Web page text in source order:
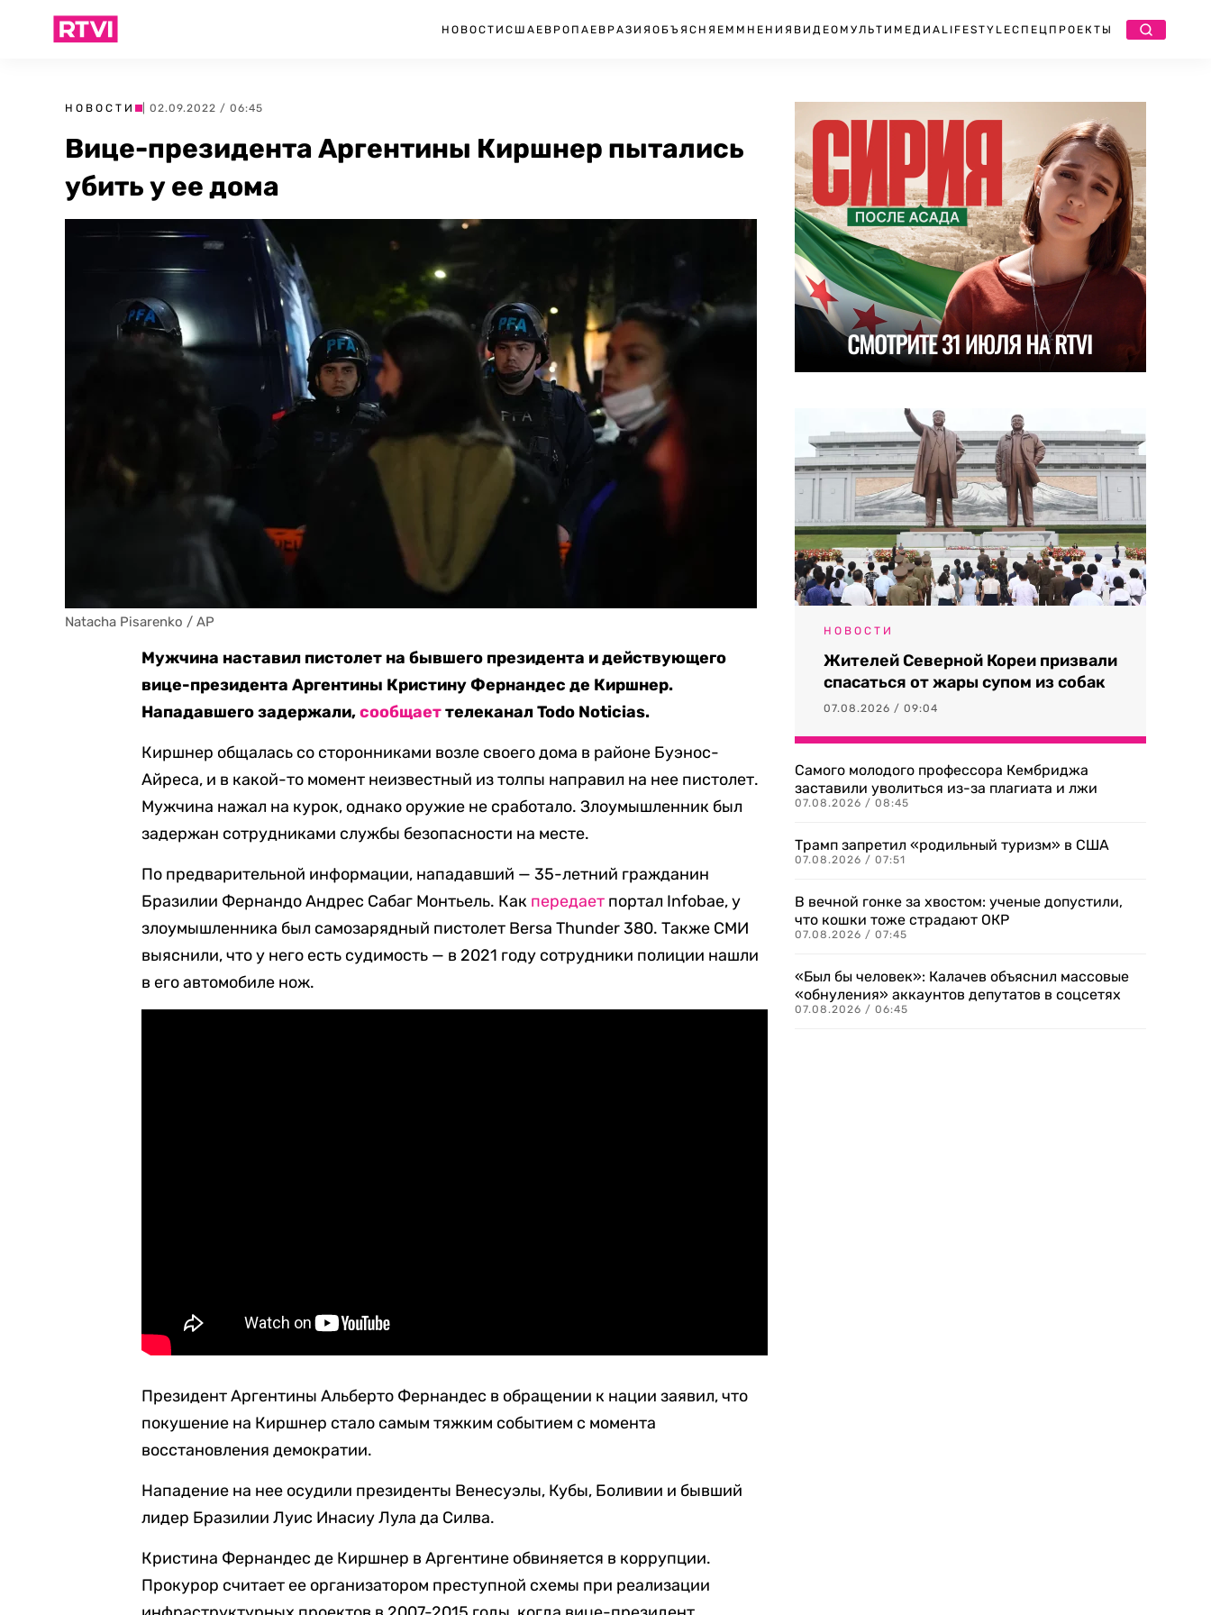
НОВОСТИ США ЕВРОПА ЕВРАЗИЯ ОБЪЯСНЯЕМ МНЕНИЯ ВИДЕО МУЛЬТИМЕДИА LIFESTYLEСПЕЦПРОЕКТЫ
НОВОСТИ | 02.09.2022 / 06:45
Вице-президента Аргентины Киршнер пытались
убить у ее дома
Natacha Pisarenko / AP
Мужчина наставил пистолет на бывшего президента и действующего
вице-президента Аргентины Кристину Фернандес де Киршнер.
Нападавшего задержали,сообщаеттелеканал Todo Noticias.
Киршнер общалась со сторонниками возле своего дома в районе Буэнос-
Айреса, и в какой-то момент неизвестный из толпы направил на нее пистолет.
Мужчина нажал на курок, однако оружие не сработало. Злоумышленник был
задержан сотрудниками службы безопасности на месте.
По предварительной информации, нападавший — 35-летний гражданин
Бразилии Фернандо Андрес Сабаг Монтьель. Как передает портал Infobae, у
злоумышленника был самозарядный пистолет Bersa Thunder 380. Также СМИ
выяснили, что у него есть судимость — в 2021 году сотрудники полиции нашли
в его автомобиле нож.
Президент Аргентины Альберто Фернандес в обращении к нации заявил, что
покушение на Киршнер стало самым тяжким событием с момента
восстановления демократии.
Нападение на нее осудили президенты Венесуэлы, Кубы, Боливии и бывший
лидер Бразилии Луис Инасиу Лула да Силва.
Кристина Фернандес де Киршнер в Аргентине обвиняется в коррупции.
Прокурор считает ее организатором преступной схемы при реализации
НОВОСТИ
Жителей Северной Кореи призвали
спасаться от жары супом из собак
07.08.2026 / 09:04
Самого молодого профессора Кембриджа
заставили уволиться из-за плагиата и лжи
07.08.2026 / 08:45
Трамп запретил «родильный туризм» в США
07.08.2026 / 07:51
В вечной гонке за хвостом: ученые допустили,
что кошки тоже страдают ОКР
07.08.2026 / 07:45
«Был бы человек»: Калачев объяснил массовые
«обнуления» аккаунтов депутатов в соцсетях
07.08.2026 / 06:45